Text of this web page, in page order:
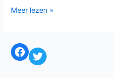
ABC
seizoen
2015-
Meer lezen »
Facebook Twitter